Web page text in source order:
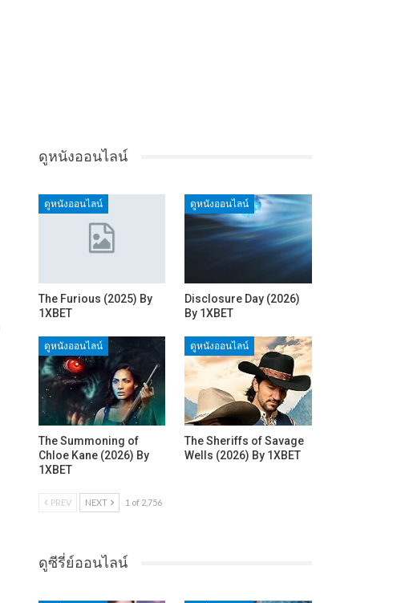
ดูหนังออนไลน์
ดูหนังออนไลน์
The Furious (2025) By
1XBET
ดูหนังออนไลน์
Disclosure Day (2026)
By 1XBET
ดูหนังออนไลน์
The Summoning of
Chloe Kane (2026) By
1XBET
ดูหนังออนไลน์
The Sheriffs of Savage
Wells (2026) By 1XBET
PREV NEXT 1 of 2,756
ดูซีรี่ย์ออนไลน์